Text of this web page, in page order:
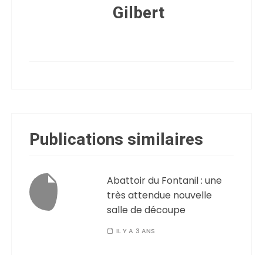
Gilbert
Publications similaires
Abattoir du Fontanil : une
très attendue nouvelle
salle de découpe
IL Y A 3 ANS